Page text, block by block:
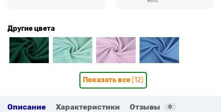
Другие цвета
Показать все(12)
Описание Характеристики Отзывы 0